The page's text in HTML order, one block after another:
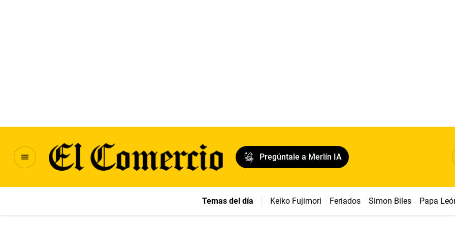
Pregúntale a Merlín IA
Temas del día Keiko Fujimori Feriados Simon Biles Papa